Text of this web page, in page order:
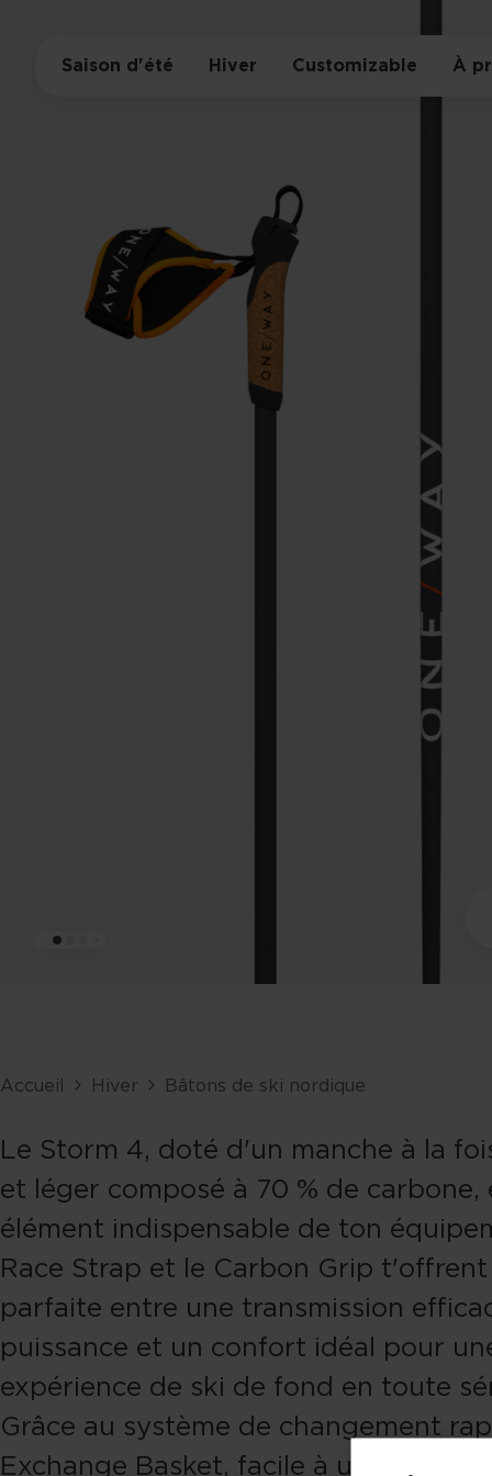
Saison d'été Hiver Customizable À
Accueil Hiver Bâtons de ski nordique
Le Storm 4, doté d'un manche à la
et léger composé à 70 % de carbone,
élément indispensable de ton
Race Strap et le Carbon Grip
parfaite entre une transmission
puissance et un confort idéal pour
expérience de ski de fond en toute
Grâce au système de changement
Exchange Basket, facile à utiliser sans